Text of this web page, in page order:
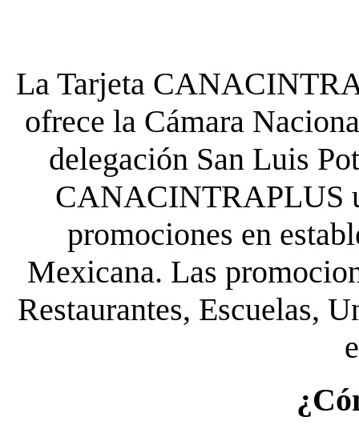
La Tarjeta
ofrece la Cámara
delegación San Luis
CANACINTRAPLUS
promociones en
Mexicana. Las
Restaurantes, Escuelas,